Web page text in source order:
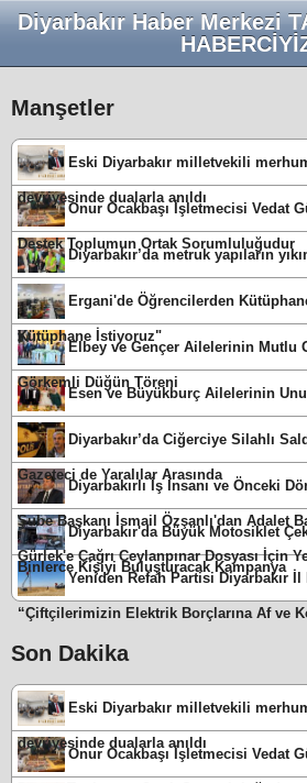
Diyarbakır Haber Merkezi
Manşetler
Eski Diyarbakır milletvekili
devriyesinde dualarla anıldı
Onur Ocakbaşı İşletmecisi Vedat
Destek Toplumun Ortak Sorumluluğudur
Diyarbakır’da metruk yapıların
Ergani'de Öğrencilerden
Kütüphane İstiyoruz"
Elbey ve Gençer Ailelerinin Mutlu
Görkemli Düğün Töreni
Esen ve Büyükburç Ailelerinin
Diyarbakır’da Ciğerciye Silahlı
Gazeteci de Yaralılar Arasında
Diyarbakırlı İş İnsanı ve Önceki
Şube Başkanı İsmail Özşanlı'dan Adalet
Gürlek'e Çağrı Ceylanpınar Dosyası İçin
Diyarbakır'da Büyük Motosiklet
Binlerce Kişiyi Buluşturacak Kampanya
Yeniden Refah Partisi Diyarbakır İl
“Çiftçilerimizin Elektrik Borçlarına Af ve
Son Dakika
Eski Diyarbakır milletvekili
devriyesinde dualarla anıldı
Onur Ocakbaşı İşletmecisi Vedat